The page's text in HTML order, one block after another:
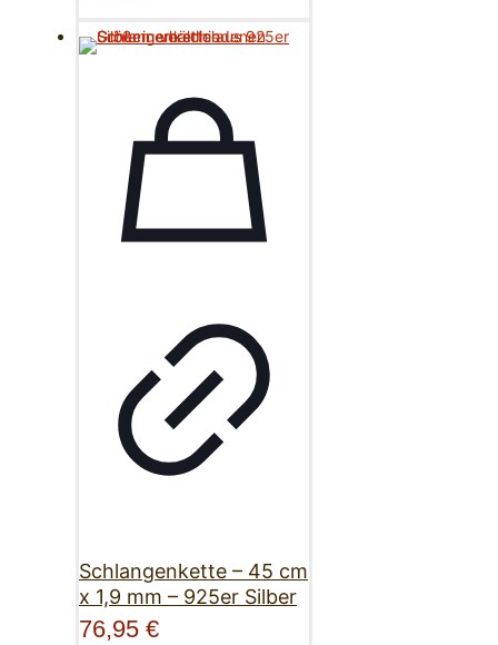
Schlangenkette – 45 cm
x 1,9 mm – 925er Silber
76,95 €